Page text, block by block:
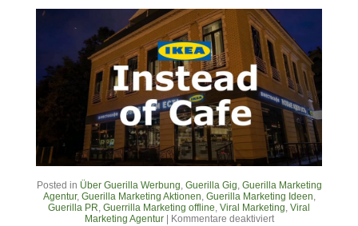
Posted in Über Guerilla Werbung, Guerilla Gig, Guerilla Marketing
Agentur, Guerilla Marketing Aktionen, Guerilla Marketing Ideen,
Guerilla PR, Guerrilla Marketing offline, Viral Marketing, Viral
Marketing Agentur| Kommentare deaktiviert